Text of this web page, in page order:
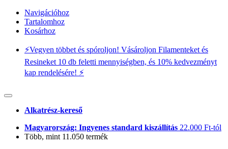
Navigációhoz
Tartalomhoz
Kosárhoz
⚡️Vegyen többet és spóroljon! Vásároljon Filamenteket és
Resineket 10 db feletti mennyiségben, és 10% kedvezményt
kap rendelésére! ⚡️
Alkatrész-kereső
Magyarország: Ingyenes standard kiszállítás 22.000 Ft-tól
Több, mint 11.050 termék